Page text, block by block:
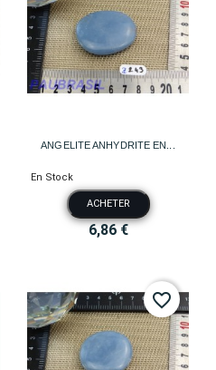
ANGELITE ANHYDRITE EN...
En Stock
ACHETER
6,86 €
favorite_border